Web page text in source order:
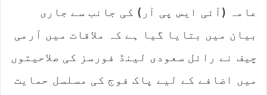
عامہ (آئی ایس پی آر) کی جانب سے جاری
بیان میں بتایا گیا ہے کہ ملاقات میں آرمی
چیف نے رائل سعودی لینڈ فورسز کی صلاحیتوں
میں اضافے کے لیے پاک فوج کی مسلسل حمایت